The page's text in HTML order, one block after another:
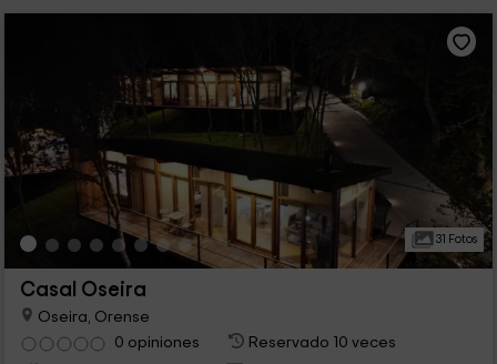
31 Fotos
Casal Oseira
Oseira, Orense
0 opiniones
Reservado 10 veces